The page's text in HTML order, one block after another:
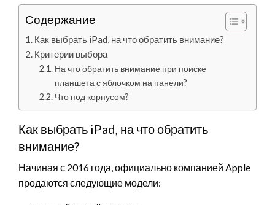
Содержание
Как выбрать iPad, на что обратить внимание?
Критерии выбора
На что обратить внимание при поиске
планшета с яблочком на панели?
Что под корпусом?
Как выбрать iPad, на что обратить
внимание?
Начиная с 2016 года, официально компанией Apple
продаются следующие модели: